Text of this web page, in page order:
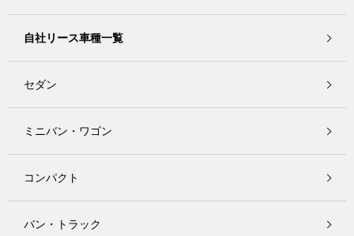
自社リース車種一覧
セダン
ミニバン・ワゴン
コンパクト
バン・トラック